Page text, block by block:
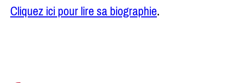
Cliquez ici pour lire sa biographie.